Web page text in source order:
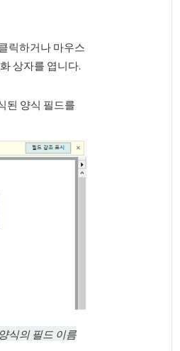
릭하거나 마우스
상자를 엽니다.
된 양식 필드를
식의 필드 이름